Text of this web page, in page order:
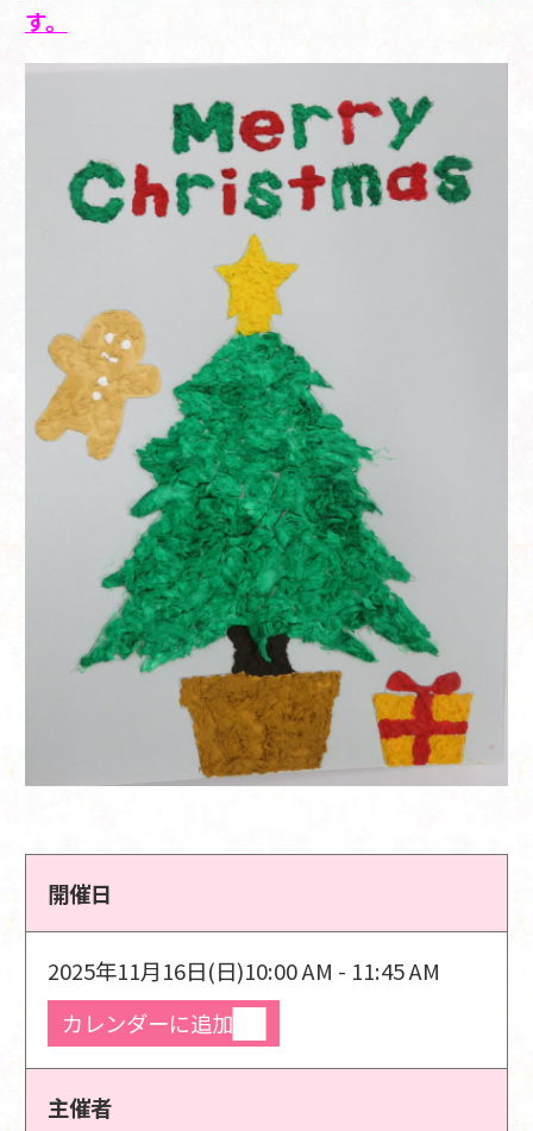
す。
開催日
2025年11月16日(日)10:00 AM - 11:45 AM
カレンダーに追加
主催者